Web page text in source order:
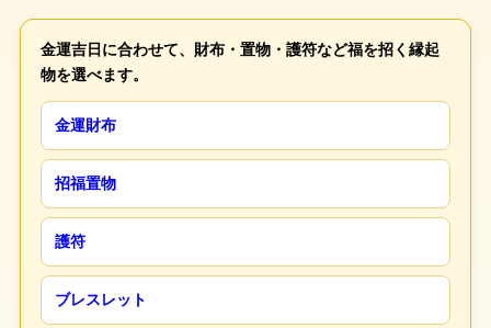
金運吉日に合わせて、財布・置物・護符など福を招く縁起
物を選べます。
金運財布
招福置物
護符
ブレスレット